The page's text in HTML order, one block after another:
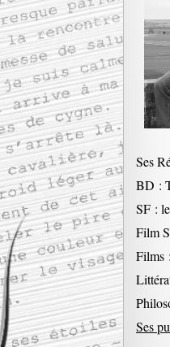
Ses
BD :
SF :
Film
Films
Ses